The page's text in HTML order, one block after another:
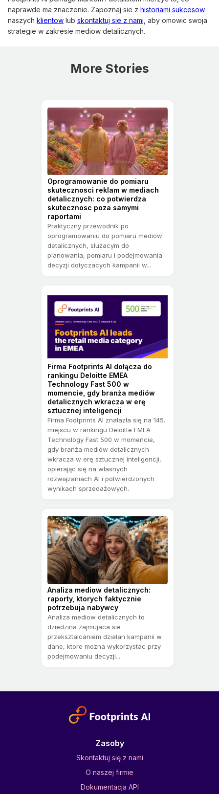
naprawde ma znaczenie. Zapoznaj sie z historiami sukcesow
naszych klientow lub skontaktuj sie z nami, aby omowic swoja
strategie w zakresie mediow detalicznych.
More Stories
Oprogramowanie do pomiaru
skutecznosci reklam w mediach
detalicznych: co potwierdza
skutecznosc poza samymi
raportami
Praktyczny przewodnik po
oprogramowaniu do pomiaru mediow
detalicznych, sluzacym do
planowania, pomiaru i podejmowania
decyzji dotyczacych kampanii w...
Firma Footprints AI dołącza do
rankingu Deloitte EMEA
Technology Fast 500 w
momencie, gdy branża mediów
detalicznych wkracza w erę
sztucznej inteligencji
Firma Footprints AI znalazła się na 145.
miejscu w rankingu Deloitte EMEA
Technology Fast 500 w momencie,
gdy branża mediów detalicznych
wkracza w erę sztucznej inteligencji,
opierając się na własnych
rozwiązaniach AI i potwierdzonych
wynikach sprzedażowych.
Analiza mediow detalicznych:
raporty, ktorych faktycznie
potrzebuja nabywcy
Analiza mediow detalicznych to
dziedzina zajmujaca sie
przeksztalcaniem dzialan kampanii w
dane, ktore mozna wykorzystac przy
podejmowaniu decyzji...
Zasoby
Skontaktuj się z nami
O naszej firmie
Dokumentacja API